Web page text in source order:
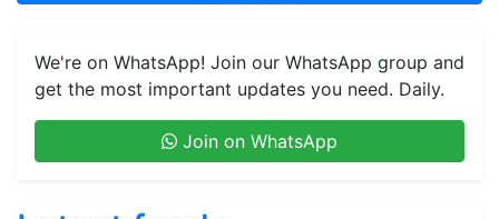
We're on WhatsApp! Join our WhatsApp group and
get the most important updates you need. Daily.
Join on WhatsApp